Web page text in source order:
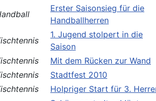
Erster Saisonsieg für die
Handballherren
1. Jugend stolpert in die
Saison
Mit dem Rücken zur Wand
Stadtfest 2010
Holpriger Start für 3.